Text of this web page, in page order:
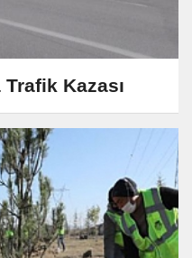
Kazası